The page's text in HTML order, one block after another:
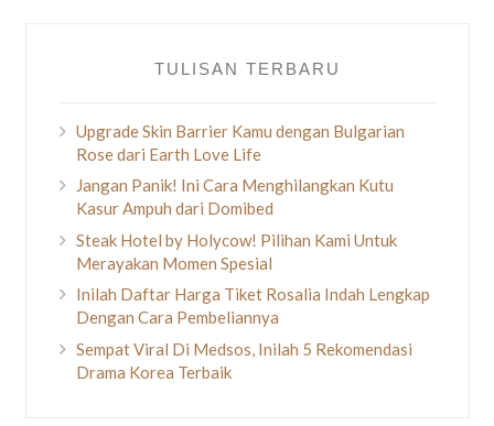
TULISAN TERBARU
Upgrade Skin Barrier Kamu dengan Bulgarian
Rose dari Earth Love Life
Jangan Panik! Ini Cara Menghilangkan Kutu
Kasur Ampuh dari Domibed
Steak Hotel by Holycow! Pilihan Kami Untuk
Merayakan Momen Spesial
Inilah Daftar Harga Tiket Rosalia Indah Lengkap
Dengan Cara Pembeliannya
Sempat Viral Di Medsos, Inilah 5 Rekomendasi
Drama Korea Terbaik